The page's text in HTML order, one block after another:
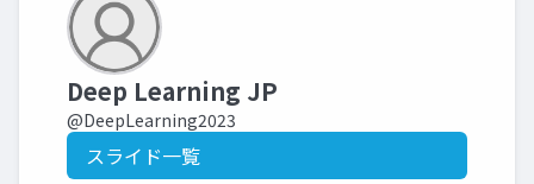
Deep Learning JP
@DeepLearning2023
スライド一覧